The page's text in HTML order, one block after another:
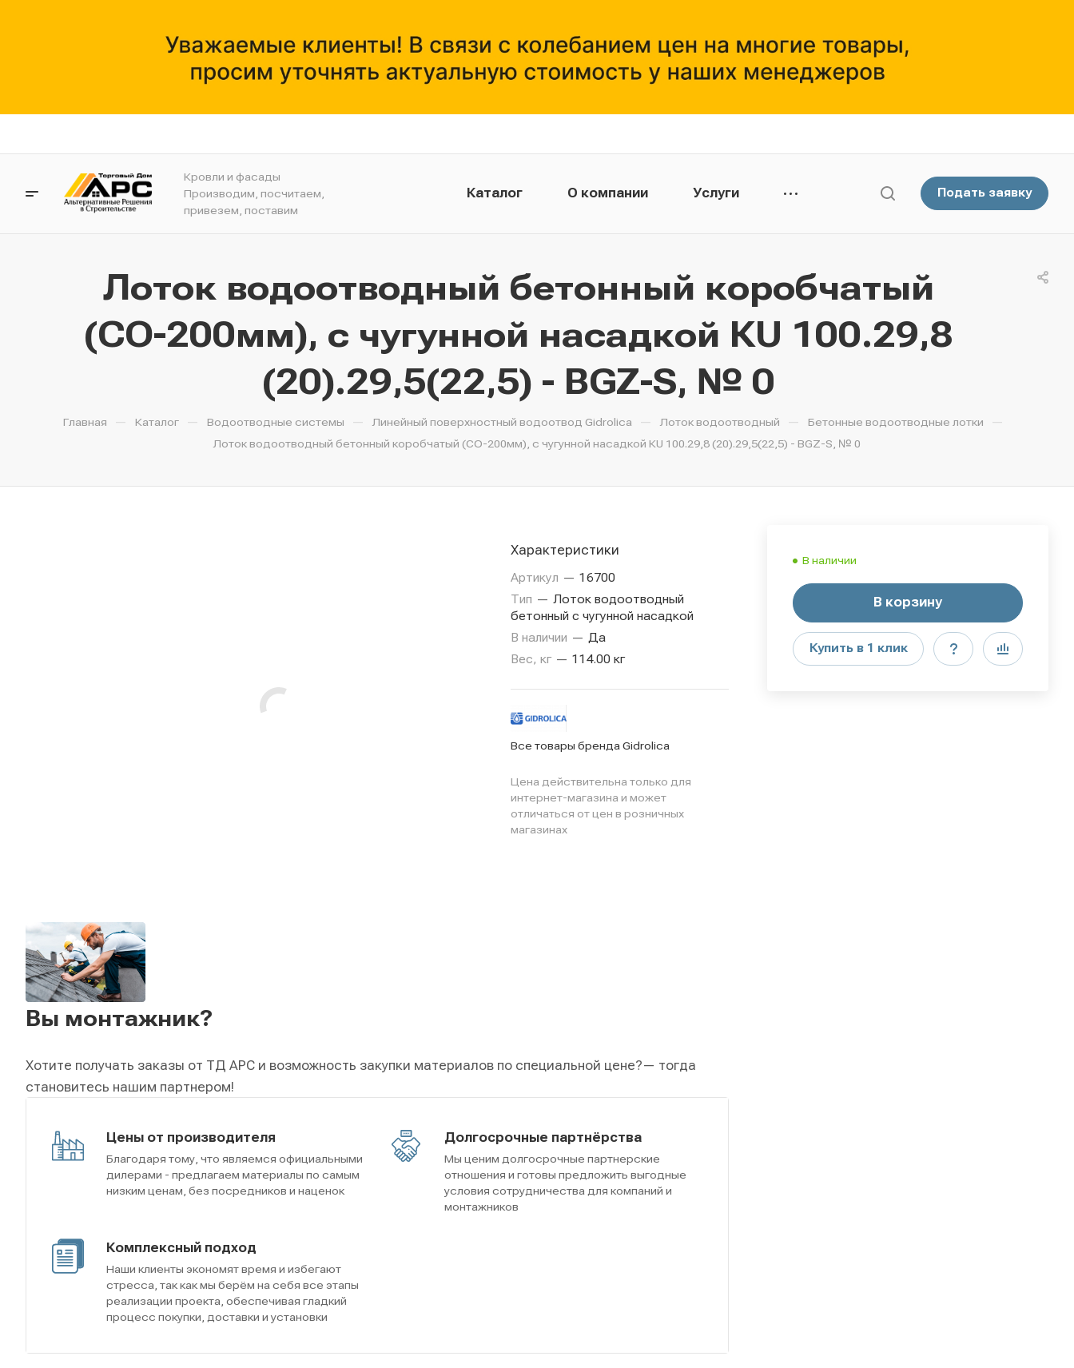
Кровли и фасады
Производим, посчитаем,
привезем, поставим
Каталог О компании Услуги Подать заявку
Лоток водоотводный бетонный коробчатый
(СО-200мм), с чугунной насадкой КU 100.29,8
(20).29,5(22,5) - BGZ-S, № 0
Главная — Каталог — Водоотводные системы — Линейный поверхностный водоотвод Gidrolica — Лоток водоотводный — Бетонные водоотводные лотки —
Лоток водоотводный бетонный коробчатый (СО-200мм), с чугунной насадкой КU 100.29,8 (20).29,5(22,5) - BGZ-S, № 0
В наличии
В корзину
Купить в 1 клик
Характеристики
Артикул — 16700
Тип — Лоток водоотводный
бетонный с чугунной насадкой
В наличии — Да
Вес, кг — 114.00 кг
Все товары бренда Gidrolica
Цена действительна только для
интернет-магазина и может
отличаться от цен в розничных
магазинах
Вы монтажник?
Хотите получать заказы от ТД АРС и возможность закупки материалов по специальной цене?— тогда
становитесь нашим партнером!
Цены от производителя
Благодаря тому, что являемся официальными
дилерами - предлагаем материалы по самым
низким ценам, без посредников и наценок
Долгосрочные партнёрства
Мы ценим долгосрочные партнерские
отношения и готовы предложить выгодные
условия сотрудничества для компаний и
монтажников
Комплексный подход
Наши клиенты экономят время и избегают
стресса, так как мы берём на себя все этапы
реализации проекта, обеспечивая гладкий
процесс покупки, доставки и установки